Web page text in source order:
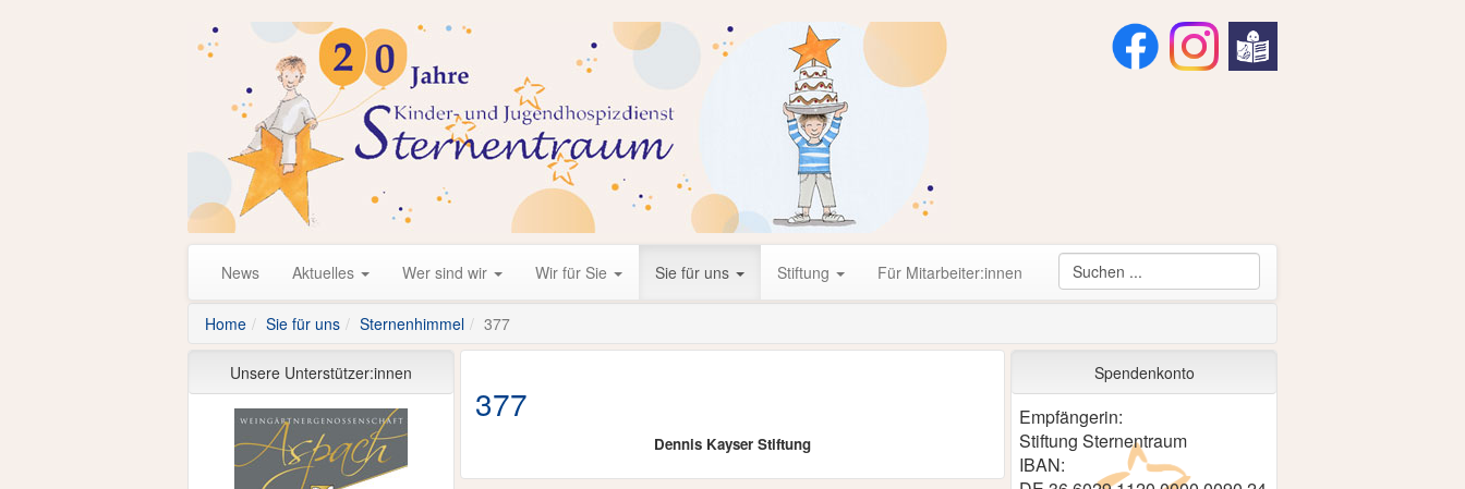
News Aktuelles Wer sind wir Wir für Sie Sie für uns Stiftung Für Mitarbeiter:innen
Home Sie für uns Sternenhimmel 377
377
Dennis Kayser Stiftung
Spendenkonto
Empfängerin:
Stiftung Sternentraum
IBAN:
Unsere Unterstützer:innen